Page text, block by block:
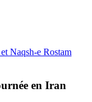
Naqsh-e Rostam
en Iran